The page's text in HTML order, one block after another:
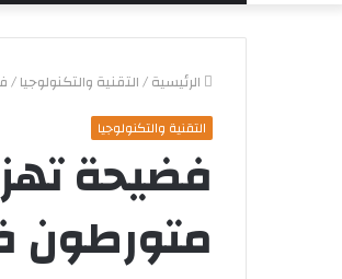
الرئيسية/التقنية والتكنولوجيا/
التقنية والتكنولوجيا
فضيحة
متورطون